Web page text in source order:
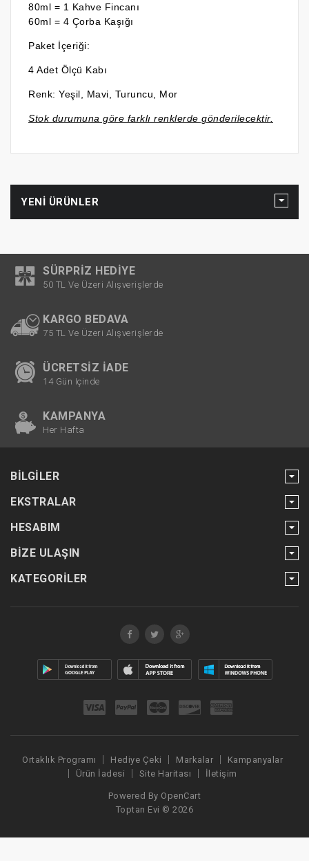
80ml = 1 Kahve Fincanı
60ml = 4 Çorba Kaşığı
Paket İçeriği:
4 Adet Ölçü Kabı
Renk: Yeşil, Mavi, Turuncu, Mor
Stok durumuna göre farklı renklerde gönderilecektir.
YENI ÜRÜNLER
SÜRPRIZ HEDIYE
50 TL Ve Üzeri Alışverişlerde
KARGO BEDAVA
75 TL Ve Üzeri Alışverişlerde
ÜCRETSIZ İADE
14 Gün Içinde
KAMPANYA
Her Hafta
BILGILER
EKSTRALAR
HESABIM
BIZE ULAŞIN
KATEGORILER
Ortaklık Programı Hediye Çeki Markalar
Kampanyalar
Ürün İadesi
Site Haritası İletişim
Powered By OpenCart
Toptan Evi © 2026